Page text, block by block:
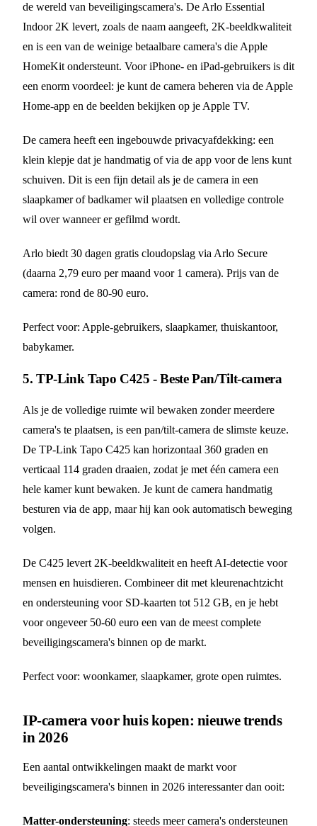
de wereld van beveiligingscamera's. De Arlo Essential
Indoor 2K levert, zoals de naam aangeeft, 2K-beeldkwaliteit
en is een van de weinige betaalbare camera's die Apple
HomeKit ondersteunt. Voor iPhone- en iPad-gebruikers is dit
een enorm voordeel: je kunt de camera beheren via de Apple
Home-app en de beelden bekijken op je Apple TV.
De camera heeft een ingebouwde privacyafdekking: een
klein klepje dat je handmatig of via de app voor de lens kunt
schuiven. Dit is een fijn detail als je de camera in een
slaapkamer of badkamer wil plaatsen en volledige controle
wil over wanneer er gefilmd wordt.
Arlo biedt 30 dagen gratis cloudopslag via Arlo Secure
(daarna 2,79 euro per maand voor 1 camera). Prijs van de
camera: rond de 80-90 euro.
Perfect voor: Apple-gebruikers, slaapkamer, thuiskantoor,
babykamer.
5. TP-Link Tapo C425 - Beste Pan/Tilt-camera
Als je de volledige ruimte wil bewaken zonder meerdere
camera's te plaatsen, is een pan/tilt-camera de slimste keuze.
De TP-Link Tapo C425 kan horizontaal 360 graden en
verticaal 114 graden draaien, zodat je met één camera een
hele kamer kunt bewaken. Je kunt de camera handmatig
besturen via de app, maar hij kan ook automatisch beweging
volgen.
De C425 levert 2K-beeldkwaliteit en heeft AI-detectie voor
mensen en huisdieren. Combineer dit met kleurenachtzicht
en ondersteuning voor SD-kaarten tot 512 GB, en je hebt
voor ongeveer 50-60 euro een van de meest complete
beveiligingscamera's binnen op de markt.
Perfect voor: woonkamer, slaapkamer, grote open ruimtes.
IP-camera voor huis kopen: nieuwe trends
in 2026
Een aantal ontwikkelingen maakt de markt voor
beveiligingscamera's binnen in 2026 interessanter dan ooit:
Matter-ondersteuning: steeds meer camera's ondersteunen